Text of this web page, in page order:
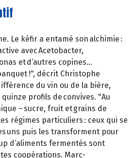
Le kéfir a entamé son alchimie :
avec Acetobacter,
et d‘autres copines...
!", décrit Christophe
du vin ou de la bière,
profils de convives. "Au
– sucre, fruit et grains de
régimes particuliers : ceux qui se
uns puis les transforment pour
d‘aliments fermentés sont
coopérations. Marc-